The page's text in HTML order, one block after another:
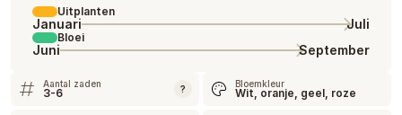
Uitplanten
Januari Juli
Bloei
Juni September
Aantal zaden
3-6 ? Bloemkleur
Wit, oranje, geel, roze